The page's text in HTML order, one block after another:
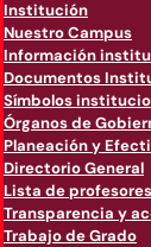
Institución
Nuestro Campus
Información
Documentos
Símbolos
Órganos de
Planeación y
Directorio General
Lista de profesores
Transparencia y
Trabajo de Grado